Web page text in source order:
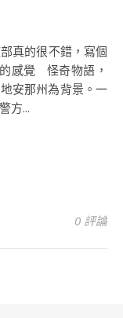
感覺 怪奇物語，
安那州為背景。一
方...
0 評論